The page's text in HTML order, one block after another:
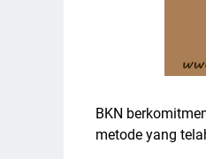
BKN
metode yang